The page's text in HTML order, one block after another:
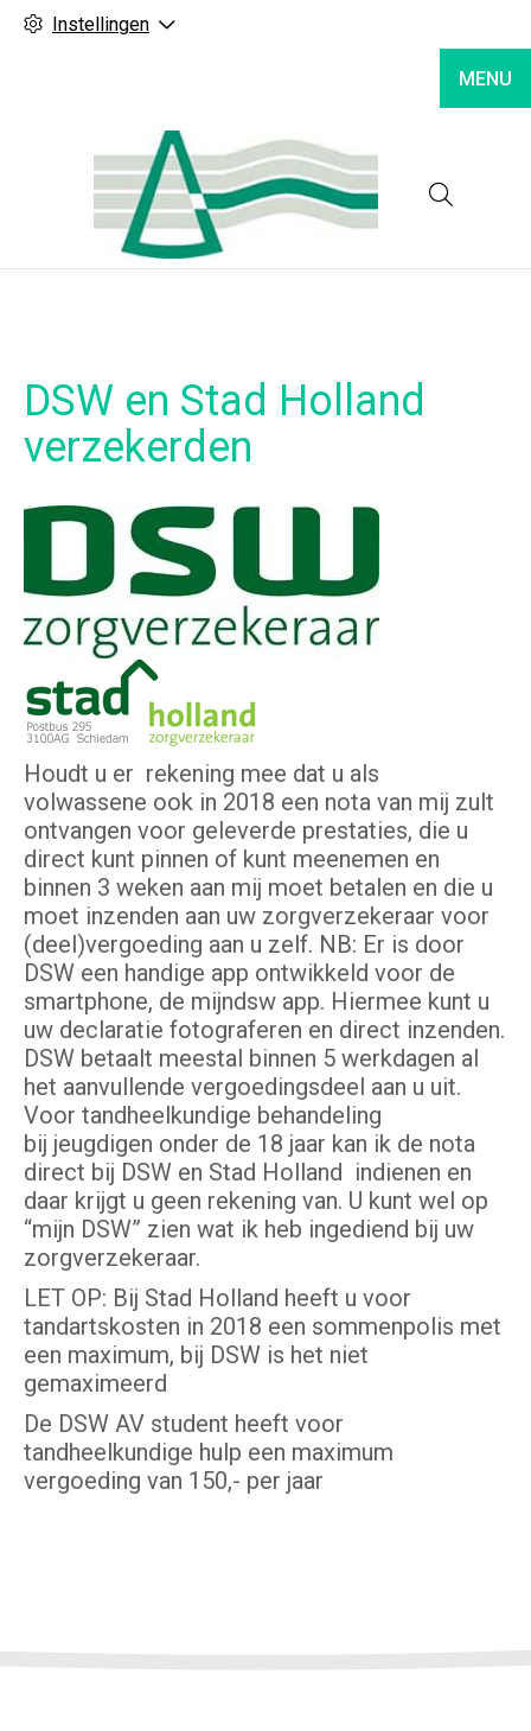
Instellingen
MENU
DSW en Stad Holland
verzekerden
Houdt u er rekening mee dat u als
volwassene ook in 2018 een nota van mij zult
ontvangen voor geleverde prestaties, die u
direct kunt pinnen of kunt meenemen en
binnen 3 weken aan mij moet betalen en die u
moet inzenden aan uw zorgverzekeraar voor
(deel)vergoeding aan u zelf. NB: Er is door
DSW een handige app ontwikkeld voor de
smartphone, de mijndsw app. Hiermee kunt u
uw declaratie fotograferen en direct inzenden.
DSW betaalt meestal binnen 5 werkdagen al
het aanvullende vergoedingsdeel aan u uit.
Voor tandheelkundige behandeling
bij jeugdigen onder de 18 jaar kan ik de nota
direct bij DSW en Stad Holland indienen en
daar krijgt u geen rekening van. U kunt wel op
“mijn DSW” zien wat ik heb ingediend bij uw
zorgverzekeraar.
LET OP: Bij Stad Holland heeft u voor
tandartskosten in 2018 een sommenpolis met
een maximum, bij DSW is het niet
gemaximeerd
De DSW AV student heeft voor
tandheelkundige hulp een maximum
vergoeding van 150,- per jaar